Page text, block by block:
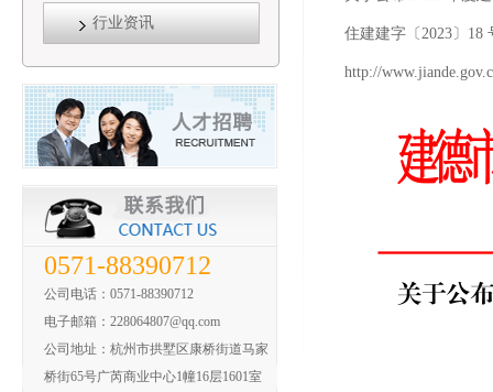
行业资讯
0571-88390712
公司电话：0571-88390712
电子邮箱：228064807@qq.com
公司地址：杭州市拱墅区康桥街道马家
桥街65号广芮商业中心1幢16层1601室
住建建字〔2023〕18
http://